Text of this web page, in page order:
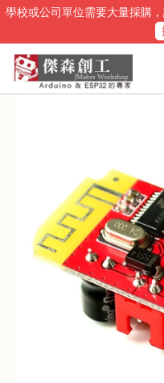
學校或公司單位需要大量採購